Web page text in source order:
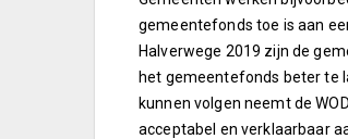
gemeentefonds toe is aan
Halverwege 2019 zijn de
het gemeentefonds beter te
kunnen volgen neemt de
acceptabel en verklaarbaar